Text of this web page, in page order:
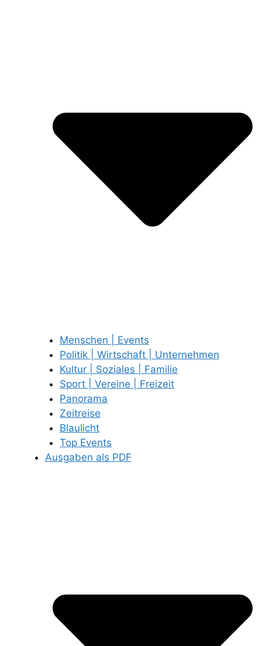
Menschen | Events
Politik | Wirtschaft | Unternehmen
Kultur | Soziales | Familie
Sport | Vereine | Freizeit
Panorama
Zeitreise
Blaulicht
Top Events
Ausgaben als PDF